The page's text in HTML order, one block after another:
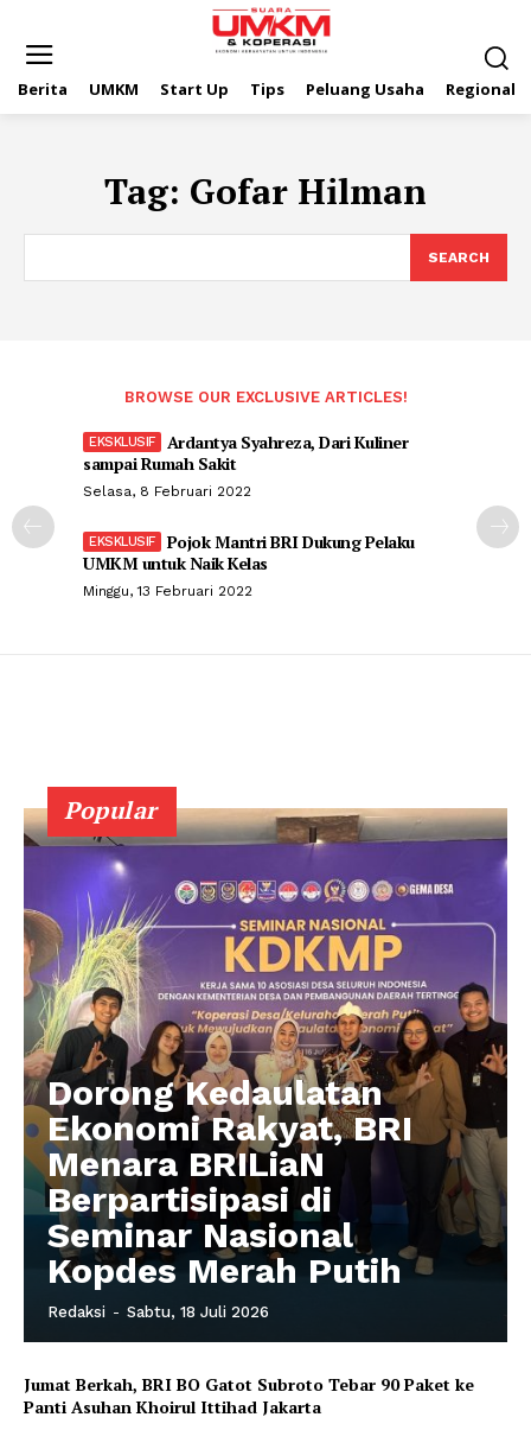
Berita UMKM Start Up Tips Peluang Usaha Regional
Tag: Gofar Hilman
SEARCH
BROWSE OUR EXCLUSIVE ARTICLES!
Ardantya Syahreza, Dari Kuliner
sampai Rumah Sakit
Selasa, 8 Februari 2022
Pojok Mantri BRI Dukung Pelaku
UMKM untuk Naik Kelas
Minggu, 13 Februari 2022
Popular
Dorong Kedaulatan
Ekonomi Rakyat, BRI
Menara BRILiaN
Berpartisipasi di
Seminar Nasional
Kopdes Merah Putih
Redaksi - Sabtu, 18 Juli 2026
Jumat Berkah, BRI BO Gatot Subroto Tebar 90 Paket ke
Panti Asuhan Khoirul Ittihad Jakarta